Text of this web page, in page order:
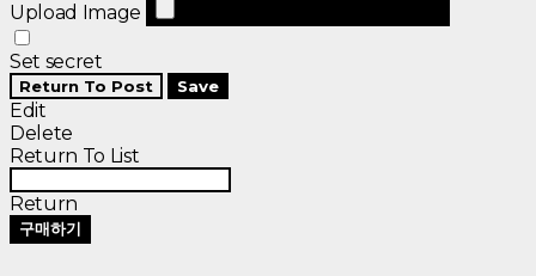
Upload Image
Set secret
Return To Post Save
Edit
Delete
Return To List
Return
구매하기